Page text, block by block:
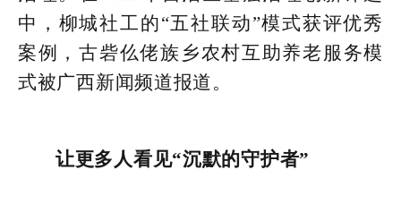
中，柳城社工的“五社联动”模式获评优秀
案例，古砦仫佬族乡农村互助养老服务模
式被广西新闻频道报道。
让更多人看见“沉默的守护者”